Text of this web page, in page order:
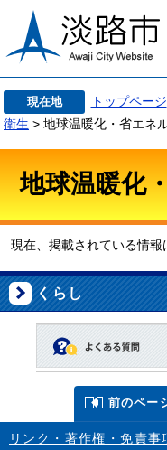
現在地 トップページ
衛生 > 地球温暖化・省エネ
地球温暖化
現在、掲載されている情報
くらし
前のペー
リンク・著作権・免責事